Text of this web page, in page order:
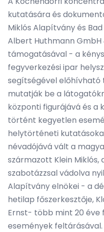
kutatására és
Miklós Alapítvány és
Albert Huthmann GmbH
támogatásával - a
fegyverkezési ipar
segítségével előhívható
mutatják be a
központi figurájává és
történt kegyetlen
helytörténeti
névadójává vált a
származott Klein
szabotázzsal vádolva
Alapítvány elnökei - a
hetilap főszerkesztője,
Ernst- több mint 20
események feltárásával.